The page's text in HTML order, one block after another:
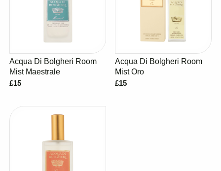
Acqua Di Bolgheri Room
Mist Maestrale
£15
Acqua Di Bolgheri Room
Mist Oro
£15